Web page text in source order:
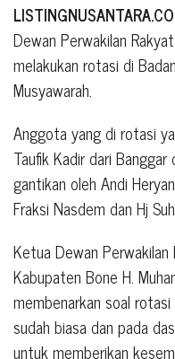
Dewan Perwakilan
melakukan rotasi di
Musyawarah.
Anggota yang di rotasi
Taufik Kadir dari
gantikan oleh Andi
Fraksi Nasdem dan Hj
Ketua Dewan
Kabupaten Bone H.
membenarkan soal
sudah biasa dan pada
untuk memberikan